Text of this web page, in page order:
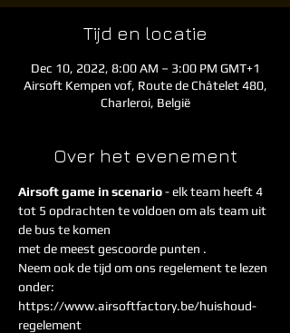
Tijd en locatie
Dec 10, 2022, 8:00 AM – 3:00 PM GMT+1
Airsoft Kempen vof, Route de Châtelet 480,
Charleroi, België
Over het evenement
Airsoft game in scenario - elk team heeft 4
tot 5 opdrachten te voldoen om als team uit
de bus te komen
met de meest gescoorde punten .
Neem ook de tijd om ons regelement te lezen
onder:
https://www.airsoftfactory.be/huishoud-
regelement